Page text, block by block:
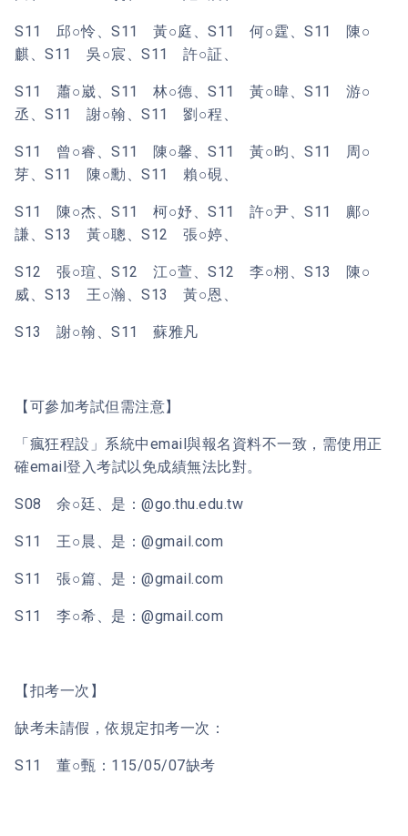
S11 邱○怜、S11 黃○庭、S11 何○霆、S11 陳○
麒、S11 吳○宸、S11 許○証、
S11 蕭○崴、S11 林○德、S11 黃○暐、S11 游○
丞、S11 謝○翰、S11 劉○程、
S11 曾○睿、S11 陳○馨、S11 黃○昀、S11 周○
芽、S11 陳○勳、S11 賴○硯、
S11 陳○杰、S11 柯○妤、S11 許○尹、S11 鄺○
謙、S13 黃○聰、S12 張○婷、
S12 張○瑄、S12 江○萱、S12 李○栩、S13 陳○
威、S13 王○瀚、S13 黃○恩、
S13 謝○翰、S11 蘇雅凡
【可參加考試但需注意】
「瘋狂程設」系統中email與報名資料不一致，需使用正
確email登入考試以免成績無法比對。
S08 余○廷、是：@go.thu.edu.tw
S11 王○晨、是：@gmail.com
S11 張○篇、是：@gmail.com
S11 李○希、是：@gmail.com
【扣考一次】
缺考未請假，依規定扣考一次：
S11 董○甄：115/05/07缺考